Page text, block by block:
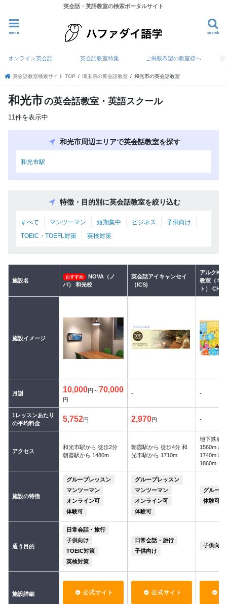
英会話・英語教室の検索ポータルサイト
search
menu
オンライン英会話 英会話教室特集 ご掲載希望の教室様へ
英会話教室検索サイト TOP 埼玉県の英会話教室 和光市の英会話教室
和光市の英会話教室・英語スクール
11件を表示中
和光市周辺エリアで英会話教室を探す
和光市駅
特徴・目的別に英会話教室を絞り込む
すべて マンツーマン 短期集中 ビジネス
子供向け
TOEIC・TOEFL対策
英検対策
施設名
おすすめ
NOVA（ノ
バ） 和光校
英会話アイキャンセイ
（ICS)
アルク
教室（キ
ト）
施設イメージ
月謝 10,000円～70,000
円
- -
1レッスンあたり
の平均料金
5,752円 2,970円 -
アクセス
和光市駅から 徒歩2分
朝霞駅から 1480m
朝霞駅から 徒歩4分 和
光市駅から 1710m
地下鉄成
1560m 成
1740m 和
1860m
施設の特徴
グループレッスン
マンツーマン
オンライン可
体験可
グループレッスン
マンツーマン
オンライン可
体験可
グループ
体験可
通う目的
日常会話・旅行
子供向け
TOEIC対策
英検対策
日常会話・旅行
子供向け
子供向け
施設詳細 公式サイト 公式サイト